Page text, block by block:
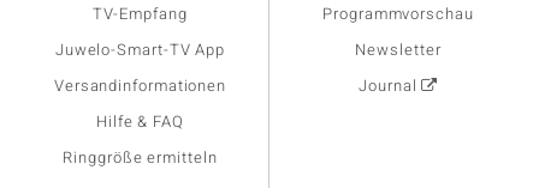
TV-Empfang
Juwelo-Smart-TV App
Versandinformationen
Hilfe & FAQ
Ringgröße ermitteln
Programmvorschau
Newsletter
Journal